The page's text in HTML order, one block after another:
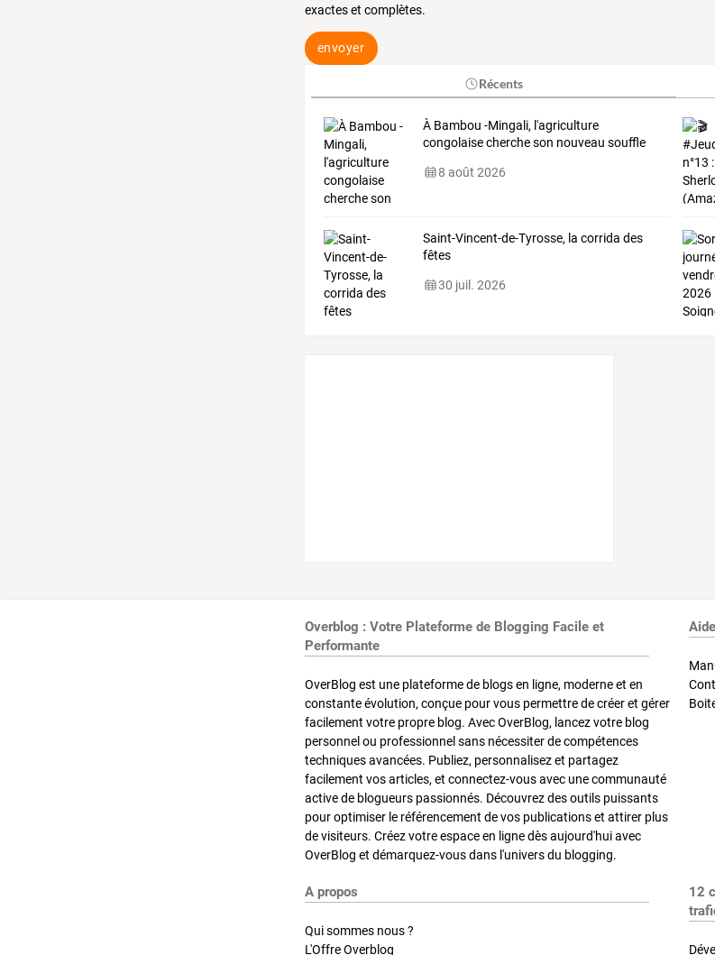
exactes et complètes.
envoyer
Récents
À Bambou -Mingali, l'agriculture
congolaise cherche son nouveau souffle
8 août 2026
Saint-Vincent-de-Tyrosse, la corrida des
fêtes
30 juil. 2026
Overblog : Votre Plateforme de Blogging Facile et
Performante
OverBlog est une plateforme de blogs en ligne, moderne et en
constante évolution, conçue pour vous permettre de créer et gérer
facilement votre propre blog. Avec OverBlog, lancez votre blog
personnel ou professionnel sans nécessiter de compétences
techniques avancées. Publiez, personnalisez et partagez
facilement vos articles, et connectez-vous avec une communauté
active de blogueurs passionnés. Découvrez des outils puissants
pour optimiser le référencement de vos publications et attirer plus
de visiteurs. Créez votre espace en ligne dès aujourd'hui avec
OverBlog et démarquez-vous dans l'univers du blogging.
Aide
A propos
Qui sommes nous ?
L'Offre Overblog
12